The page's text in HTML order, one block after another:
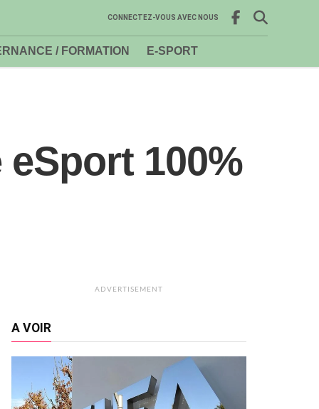
CONNECTEZ-VOUS AVEC NOUS
/ FORMATION E-SPORT
100%
ADVERTISEMENT
A VOIR